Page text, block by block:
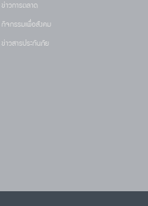
ข่าวการตลาด
กิจกรรมเพื่อสังคม
ข่าวสารประกันภัย